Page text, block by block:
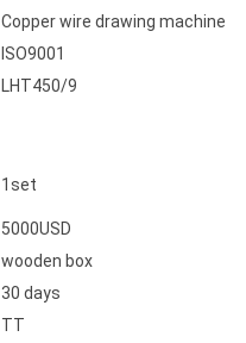
Copper wire drawing machine
ISO9001
LHT450/9
1set
5000USD
wooden box
30 days
TT